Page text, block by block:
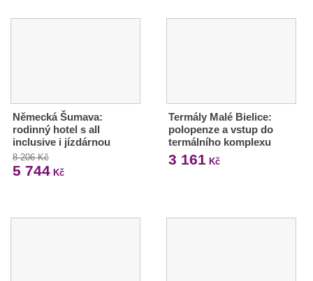
Německá Šumava:
rodinný hotel s all
inclusive i jízdárnou
8 206 Kč
5 744 Kč
Termály Malé Bielice:
polopenze a vstup do
termálního komplexu
3 161 Kč